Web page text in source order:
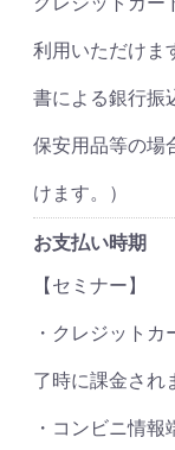
利用いただけま
書による銀行振
保安用品等の場
けます。）
お支払い時期
【セミナー】
・クレジット
了時に課金され
・コンビニ情